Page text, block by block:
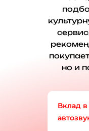
но и
Вклад